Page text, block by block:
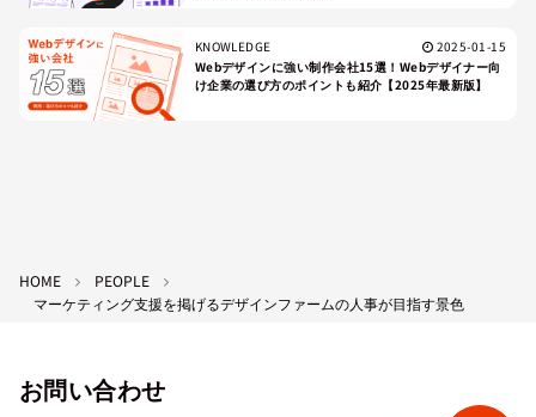
KNOWLEDGE
2025-01-15
Webデザインに強い制作会社15選！Webデザイナー向
け企業の選び方のポイントも紹介【2025年最新版】
HOME
PEOPLE
マーケティング支援を掲げるデザインファームの人事が目指す景色
お問い合わせ